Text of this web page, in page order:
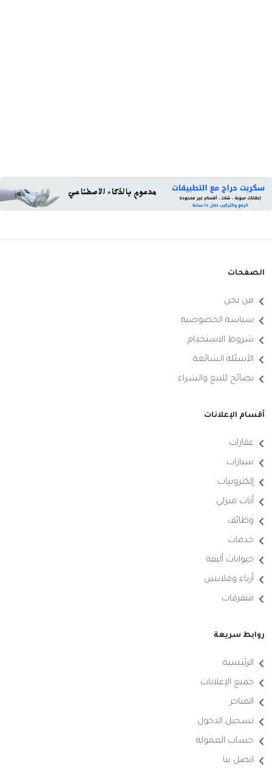
الصفحات
من نحن
سياسة الخصوصية
شروط الاستخدام
الأسئلة الشائعة
نصائح للبيع والشراء
أقسام الإعلانات
عقارات
سيارات
إلكترونيات
أثاث منزلي
وظائف
خدمات
حيوانات أليفة
أزياء وملابس
متفرقات
روابط سريعة
الرئيسية
جميع الإعلانات
المتاجر
تسجيل الدخول
حساب العمولة
اتصل بنا